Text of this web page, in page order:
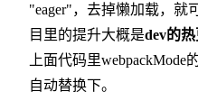
"eager"，去掉懒加载，就
目里的提升大概是dev的
上面代码里webpackMode
自动替换下。